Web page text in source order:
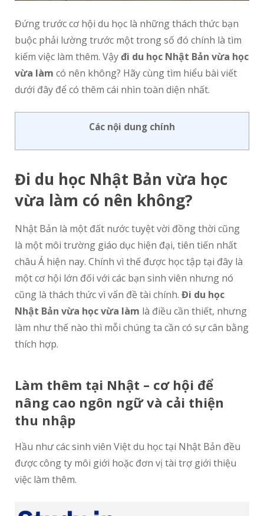
Đứng trước cơ hội du học là những thách thức bạn
buộc phải lường trước một trong số đó chính là tìm
kiếm việc làm thêm. Vậyđi du học Nhật Bản vừa học
vừa làm có nên không? Hãy cùng tìm hiểu bài viết
dưới đây để có thêm cái nhìn toàn diện nhất.
Các nội dung chính
Đi du học Nhật Bản vừa học
vừa làm có nên không?
Nhật Bản là một đất nước tuyệt vời đồng thời cũng
là một môi trường giáo dục hiện đại, tiên tiến nhất
châu Á hiện nay. Chính vì thế được học tập tại đây là
một cơ hội lớn đối với các bạn sinh viên nhưng nó
cũng là thách thức vì vấn đề tài chính. Đi du học
Nhật Bản vừa học vừa làm là điều cần thiết, nhưng
làm như thế nào thì mỗi chúng ta cần có sự cân bằng
thích hợp.
Làm thêm tại Nhật – cơhội để
nâng cao ngôn ngữvà cải thiện
thu nhập
Hầu như các sinh viên Việt du học tại Nhật Bản đều
được công ty môi giới hoặc đơn vị tài trợ giới thiệu
việc làm thêm.